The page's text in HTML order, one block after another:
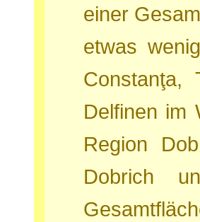
einer
etwas
Constanţa,
Delfinen im
Region
Dobrich